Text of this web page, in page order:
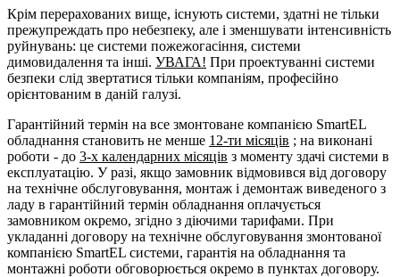
Крім перерахованих вище, існують системи, здатні не тільки
прежупреждать про небезпеку, але і зменшувати інтенсивність
руйнувань: це системи пожежогасіння, системи
димовидалення та інші. УВАГА! При проектуванні системи
безпеки слід звертатися тільки компаніям, професійно
орієнтованим в даній галузі.
Гарантійний термін на все змонтоване компанією SmartEL
обладнання становить не менше 12-ти місяців ; на виконані
роботи - до 3-х календарних місяців з моменту здачі системи в
експлуатацію. У разі, якщо замовник відмовився від договору
на технічне обслуговування, монтаж і демонтаж виведеного з
ладу в гарантійний термін обладнання оплачується
замовником окремо, згідно з діючими тарифами. При
укладанні договору на технічне обслуговування змонтованої
компанією SmartEL системи, гарантія на обладнання та
монтажні роботи обговорюється окремо в пунктах договору.